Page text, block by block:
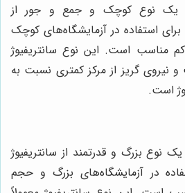
یک نوع کوچک و جمع و جور از
استفاده در آزمایشگاه‌های کوچک
مناسب است. این نوع سانتریفیوژ
نیروی گریز از مرکز کمتری نسبت به
است.
یک نوع بزرگ و قدرتمند از سانتریفیوژ
در آزمایشگاه‌های بزرگ و حجم